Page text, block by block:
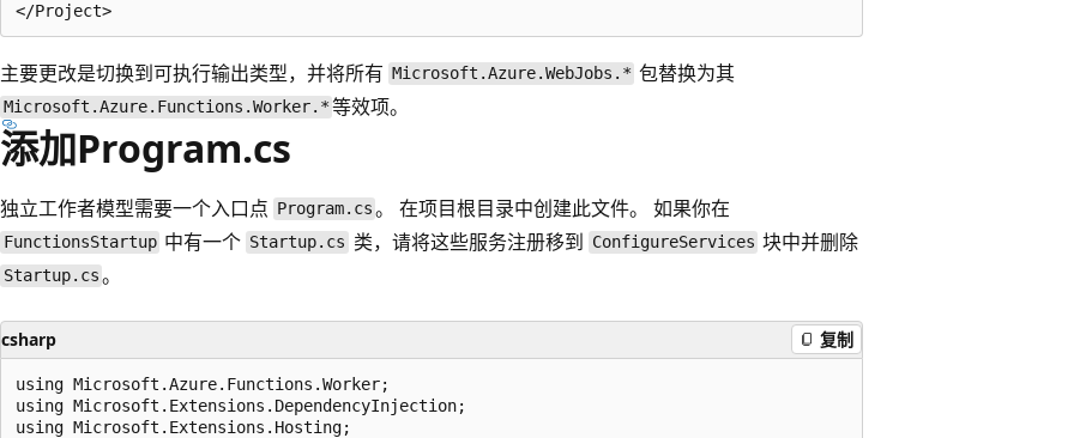
主要更改是切换到可执行输出类型，并将所有 Microsoft.Azure.WebJobs.* 包替换为其
Microsoft.Azure.Functions.Worker.* 等效项。
添加Program.cs
独立工作者模型需要一个入口点 Program.cs 。 在项目根目录中创建此文件。 如果你在
FunctionsStartup 中有一个 Startup.cs 类，请将这些服务注册移到 ConfigureServices 块中并删除
Startup.cs 。
csharp 复制
using Microsoft.Azure.Functions.Worker;
using Microsoft.Extensions.DependencyInjection;
using Microsoft.Extensions.Hosting;